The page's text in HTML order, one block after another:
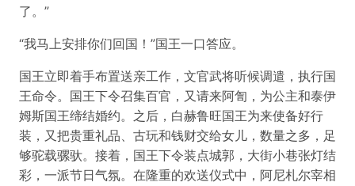
了。”
“我马上安排你们回国！”国王一口答应。
国王立即着手布置送亲工作，文官武将听候调遣，执行国
王命令。国王下令召集百官，又请来阿訇，为公主和泰伊
姆斯国王缔结婚约。之后，白赫鲁旺国王为来使备好行
装，又把贵重礼品、古玩和钱财交给女儿，数量之多，足
够驼载骡驮。接着，国王下令装点城郭，大街小巷张灯结
彩，一派节日气氛。在隆重的欢送仪式中，阿尼札尔宰相